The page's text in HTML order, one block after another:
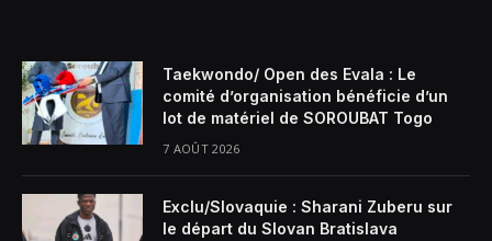
Taekwondo/ Open des Evala : Le
comité d’organisation bénéficie d’un
lot de matériel de SOROUBAT Togo
7 AOÛT 2026
Exclu/Slovaquie : Sharani Zuberu sur
le départ du Slovan Bratislava